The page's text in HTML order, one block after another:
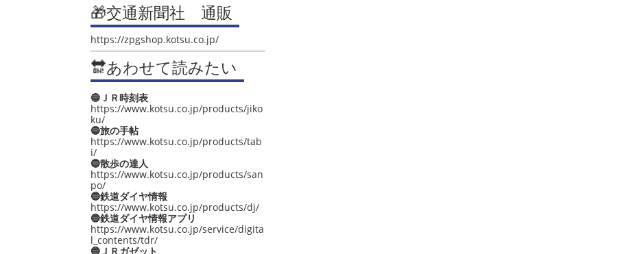
🎁交通新聞社 通販
https://zpgshop.kotsu.co.jp/
🔛あわせて読みたい
🔵ＪＲ時刻表
https://www.kotsu.co.jp/products/jiko
ku/
🔵旅の手帖
https://www.kotsu.co.jp/products/tab
i/
🔵散歩の達人
https://www.kotsu.co.jp/products/san
po/
🔵鉄道ダイヤ情報
https://www.kotsu.co.jp/products/dj/
🔵鉄道ダイヤ情報アプリ
https://www.kotsu.co.jp/service/digita
l_contents/tdr/
🔵ＪＲガゼット